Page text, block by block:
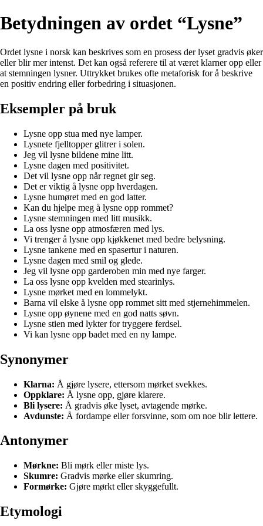
Betydningen av ordet “Lysne”
Ordet lysne i norsk kan beskrives som en prosess der lyset gradvis øker
eller blir mer intenst. Det kan også referere til at været klarner opp eller
at stemningen lysner. Uttrykket brukes ofte metaforisk for å beskrive
en positiv endring eller forbedring i situasjonen.
Eksempler på bruk
Lysne opp stua med nye lamper.
Lysnete fjelltopper glitrer i solen.
Jeg vil lysne bildene mine litt.
Lysne dagen med positivitet.
Det vil lysne opp når regnet gir seg.
Det er viktig å lysne opp hverdagen.
Lysne humøret med en god latter.
Kan du hjelpe meg å lysne opp rommet?
Lysne stemningen med litt musikk.
La oss lysne opp atmosfæren med lys.
Vi trenger å lysne opp kjøkkenet med bedre belysning.
Lysne tankene med en spasertur i naturen.
Lysne dagen med smil og glede.
Jeg vil lysne opp garderoben min med nye farger.
La oss lysne opp kvelden med stearinlys.
Lysne mørket med en lommelykt.
Barna vil elske å lysne opp rommet sitt med stjernehimmelen.
Lysne opp øynene med en god natts søvn.
Lysne stien med lykter for tryggere ferdsel.
Vi kan lysne opp badet med en ny lampe.
Synonymer
Klarna: Å gjøre lysere, ettersom mørket svekkes.
Oppklare: Å lysne opp, gjøre klarere.
Bli lysere: Å gradvis øke lyset, avtagende mørke.
Avdunste: Å fordampe eller forsvinne, som om noe blir lettere.
Antonymer
Mørkne: Bli mørk eller miste lys.
Skumre: Gradvis mørke eller skumring.
Formørke: Gjøre mørkt eller skyggefullt.
Etymologi